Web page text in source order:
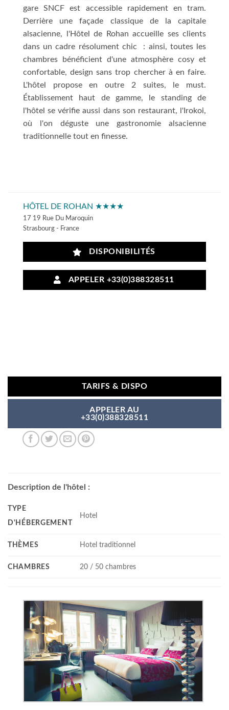
gare SNCF est accessible rapidement en tram.
Derrière une façade classique de la capitale
alsacienne, l'Hôtel de Rohan accueille ses clients
dans un cadre résolument chic : ainsi, toutes les
chambres bénéficient d'une atmosphère cosy et
confortable, design sans trop chercher à en faire.
L'hôtel propose en outre 2 suites, le must.
Établissement haut de gamme, le standing de
l'hôtel se vérifie aussi dans son restaurant, l'Irokoi,
où l'on déguste une gastronomie alsacienne
traditionnelle tout en finesse.
HÔTEL DE ROHAN ★★★★
17 19 Rue Du Maroquin
Strasbourg - France
DISPONIBILITÉS
APPELER +33(0)388328511
TARIFS & DISPO
APPELER AU
+33(0)388328511
Description de l'hôtel :
TYPE
D'HÉBERGEMENT
Hotel
THÈMES Hotel traditionnel
CHAMBRES 20 / 50 chambres